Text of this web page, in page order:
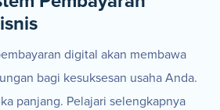
digital akan membawa
bagi kesuksesan usaha Anda.
panjang. Pelajari selengkapnya